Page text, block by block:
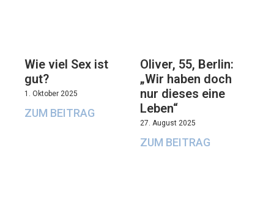
Wie viel Sex ist
gut?
1. Oktober 2025
ZUM BEITRAG
Oliver, 55, Berlin:
„Wir haben doch
nur dieses eine
Leben“
27. August 2025
ZUM BEITRAG